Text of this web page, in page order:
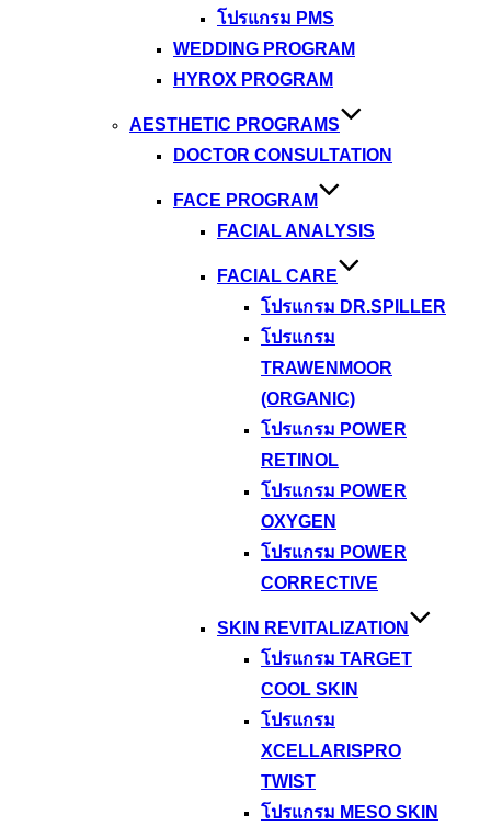
โปรแกรม PMS
WEDDING PROGRAM
HYROX PROGRAM
AESTHETIC PROGRAMS
DOCTOR CONSULTATION
FACE PROGRAM
FACIAL ANALYSIS
FACIAL CARE
โปรแกรม DR.SPILLER
โปรแกรม
TRAWENMOOR
(ORGANIC)
โปรแกรม POWER
RETINOL
โปรแกรม POWER
OXYGEN
โปรแกรม POWER
CORRECTIVE
SKIN REVITALIZATION
โปรแกรม TARGET
COOL SKIN
โปรแกรม
XCELLARISPRO
TWIST
โปรแกรม MESO SKIN